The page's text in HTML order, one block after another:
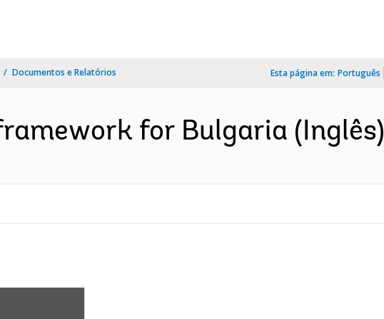
Documentos e Relatórios Esta página em: Português
for Bulgaria (Inglês)